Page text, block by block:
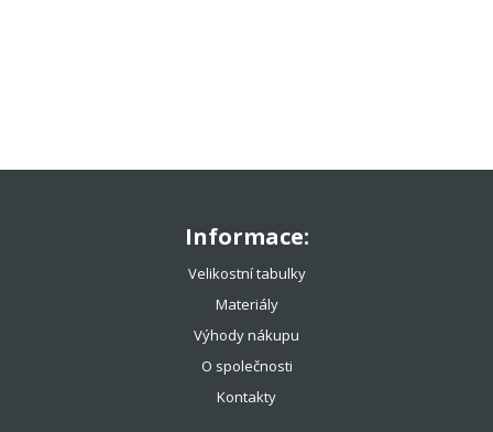
Informace:
Velikostní tabulky
Materiály
Výhody nákupu
O společnosti
Kontakty